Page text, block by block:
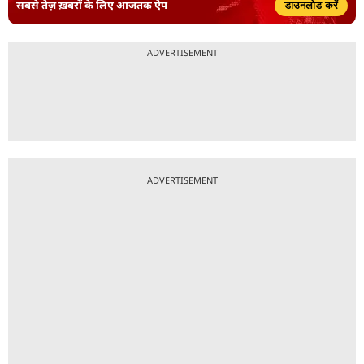
सबसे तेज़ ख़बरों के लिए आजतक ऐप डाउनलोड करें
ADVERTISEMENT
ADVERTISEMENT